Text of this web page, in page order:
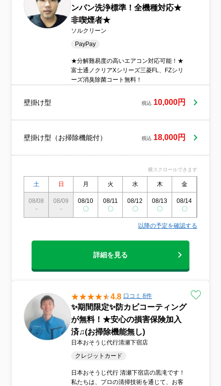
ンパン洗浄標準！全機種対応★
非喫煙者★
ソルクリーン
PayPay
★分解難易度の高いエアコン対応可能！★
富士通ノクリアXシリーズ三菱FL、FZシリ
ーズ消臭除菌コート無料！
壁掛け型 税込 10,000円
壁掛け型（お掃除機能付） 税込 18,000円
横スクロールできます
土 日 月 火 水 木 金
08/08
-
08/09
-
08/10
〇
08/11
〇
08/12
〇
08/13
〇
08/14
〇
以降の予定を確認する
詳細を見る
4.8 口コミ 8件
✨期間限定✨防カビコーティング
が無料！★安心の損害保険加入
済♫(お掃除機能無し)
日本おそうじ代行清瀬下宿店
クレジットカード
日本おそうじ代行 清瀬下宿店の黒滝です！
私たちは、プロの清掃技術を通じて、お客